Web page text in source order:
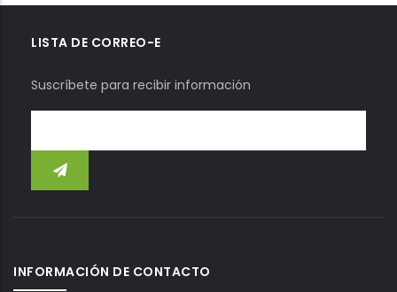
LISTA DE CORREO-E
Suscríbete para recibir información
INFORMACIÓN DE CONTACTO